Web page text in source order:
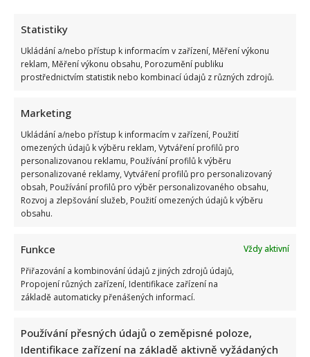
Statistiky
Ukládání a/nebo přístup k informacím v zařízení, Měření výkonu
reklam, Měření výkonu obsahu, Porozumění publiku
prostřednictvím statistik nebo kombinací údajů z různých zdrojů.
Marketing
Ukládání a/nebo přístup k informacím v zařízení, Použití
omezených údajů k výběru reklam, Vytváření profilů pro
personalizovanou reklamu, Používání profilů k výběru
personalizované reklamy, Vytváření profilů pro personalizovaný
obsah, Používání profilů pro výběr personalizovaného obsahu,
Rozvoj a zlepšování služeb, Použití omezených údajů k výběru
obsahu.
Funkce
Vždy aktivní
Přiřazování a kombinování údajů z jiných zdrojů údajů,
Propojení různých zařízení, Identifikace zařízení na
základě automaticky přenášených informací.
Používání přesných údajů o zeměpisné poloze,
Identifikace zařízení na základě aktivně vyžádaných
Celebrity
Miloš Zeman se opět pustil do Petra Pavla: Jeho
kritika spustila divoké hádky mezi komentujícími
8. 8. 2026
Celebrity